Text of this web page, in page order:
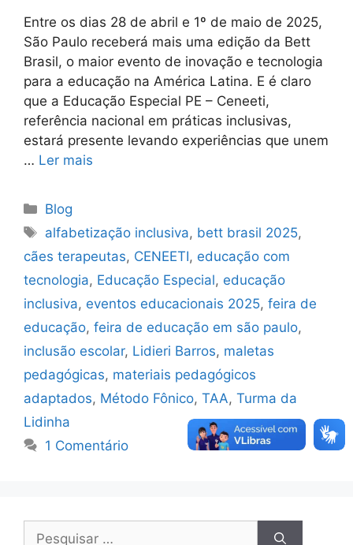
Entre os dias 28 de abril e 1º de maio de 2025,
São Paulo receberá mais uma edição da Bett
Brasil, o maior evento de inovação e tecnologia
para a educação na América Latina. E é claro
que a Educação Especial PE – Ceneeti,
referência nacional em práticas inclusivas,
estará presente levando experiências que unem
… Ler mais
Blog
alfabetização inclusiva, bett brasil 2025,
cães terapeutas, CENEETI, educação com
tecnologia, Educação Especial, educação
inclusiva, eventos educacionais 2025, feira de
educação, feira de educação em são paulo,
inclusão escolar, Lidieri Barros, maletas
pedagógicas, materiais pedagógicos
adaptados, Método Fônico, TAA, Turma da
Lidinha
1 Comentário